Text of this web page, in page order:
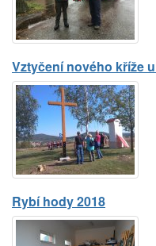
Vztyčení nového kříže
Rybí hody 2018